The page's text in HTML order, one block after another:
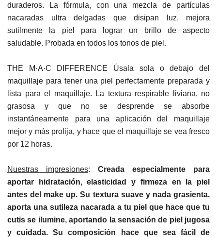
duraderos. La fórmula, con una mezcla de partículas
nacaradas ultra delgadas que disipan luz, mejora
sutilmente la piel para lograr un brillo de aspecto
saludable. Probada en todos los tonos de piel.
THE M·A·C DIFFERENCE Úsala sola o debajo del
maquillaje para tener una piel perfectamente preparada y
lista para el maquillaje. La textura respirable liviana, no
grasosa y que no se desprende se absorbe
instantáneamente para una aplicación del maquillaje
mejor y más prolija, y hace que el maquillaje se vea fresco
por 12 horas.
Nuestras impresiones: Creada especialmente para
aportar hidratación, elasticidad y firmeza en la piel
antes del make up. Su textura suave y nada grasienta,
aporta una sutileza nacarada a tu piel que hace que tu
cutis se ilumine, aportando la sensación de piel jugosa
y cuidada. Su composición hace que sea fácil de